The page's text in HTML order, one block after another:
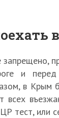
и
в Крым
всех
тест, или